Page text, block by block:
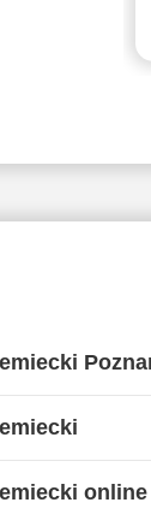
online